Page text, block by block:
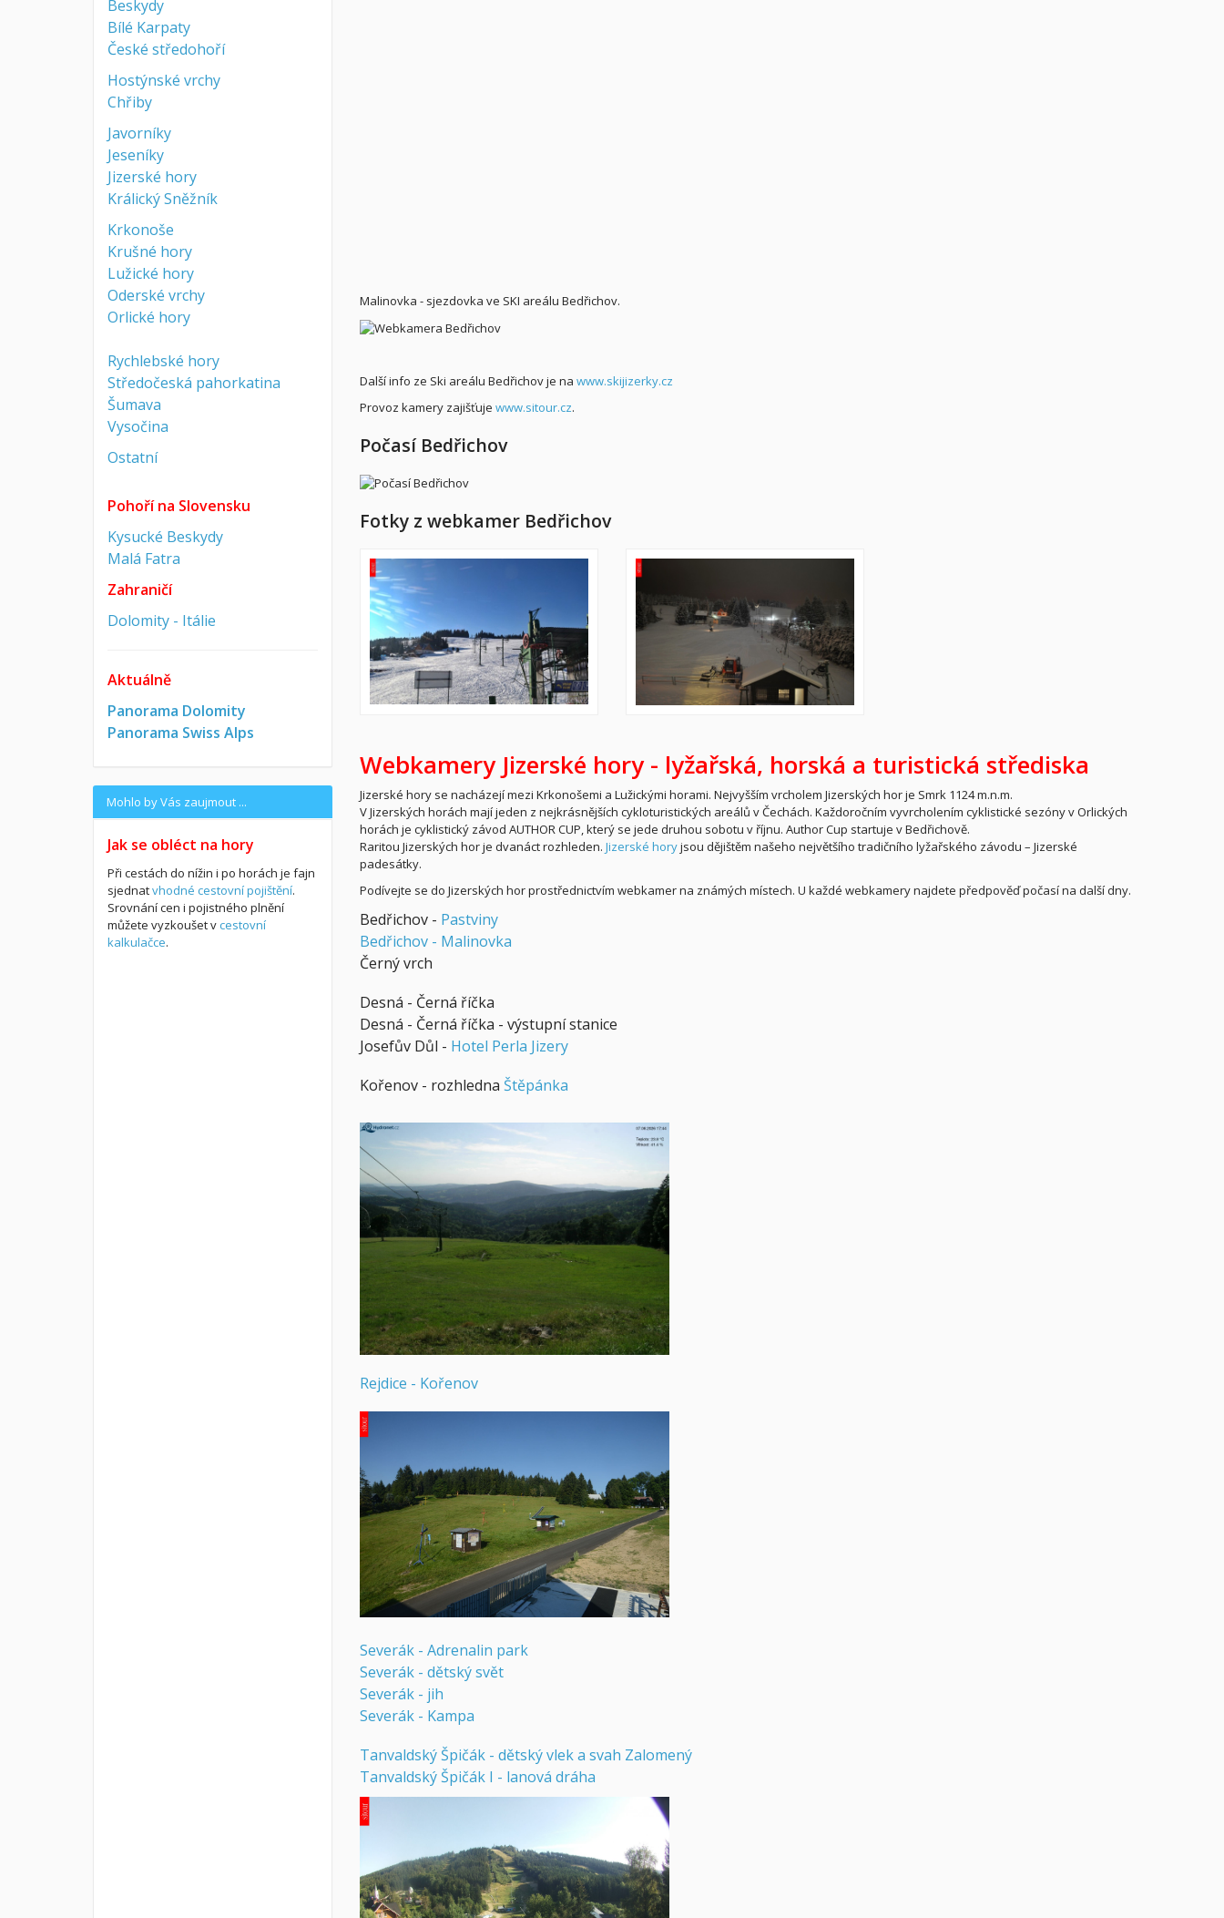
Malinovka - sjezdovka ve SKI areálu Bedřichov.
Další info ze Ski areálu Bedřichov je na www.skijizerky.cz
Provoz kamery zajišťuje www.sitour.cz.
Počasí Bedřichov
Fotky z webkamer Bedřichov
Webkamery Jizerské hory - lyžařská, horská a turistická střediska
Jizerské hory se nacházejí mezi Krkonošemi a Lužickými horami. Nejvyšším vrcholem Jizerských hor je Smrk 1124 m.n.m.
V Jizerských horách mají jeden z nejkrásnějších cykloturistických areálů v Čechách. Každoročním vyvrcholením cyklistické sezóny v Orlických
horách je cyklistický závod AUTHOR CUP, který se jede druhou sobotu v říjnu. Author Cup startuje v Bedřichově.
Raritou Jizerských hor je dvanáct rozhleden. Jizerské horyjsou dějištěm našeho největšího tradičního lyžařského závodu – Jizerské
padesátky.
Podívejte se do Jizerských hor prostřednictvím webkamer na známých místech. U každé webkamery najdete předpověď počasí na další dny.
Bedřichov - Pastviny
Bedřichov - Malinovka
Černý vrch
Desná - Černá říčka
Desná - Černá říčka - výstupní stanice
Josefův Důl - Hotel Perla Jizery
Kořenov - rozhledna Štěpánka
Rejdice - Kořenov
Severák - Adrenalin park
Severák - dětský svět
Severák - jih
Severák - Kampa
Tanvaldský Špičák - dětský vlek a svah Zalomený
Tanvaldský Špičák I - lanová dráha
Beskydy
Bílé Karpaty
České středohoří
Hostýnské vrchy
Chřiby
Javorníky
Jeseníky
Jizerské hory
Králický Sněžník
Krkonoše
Krušné hory
Lužické hory
Oderské vrchy
Orlické hory
Rychlebské hory
Středočeská pahorkatina
Šumava
Vysočina
Ostatní
Pohoří na Slovensku
Kysucké Beskydy
Malá Fatra
Zahraničí
Dolomity - Itálie
Aktuálně
Panorama Dolomity
Panorama Swiss Alps
Mohlo by Vás zaujmout ...
Jak se obléct na hory
Při cestách do nížin i po horách je fajn
sjednatvhodné cestovní pojištění.
Srovnání cen i pojistného plnění
můžete vyzkoušet vcestovní
kalkulačce.